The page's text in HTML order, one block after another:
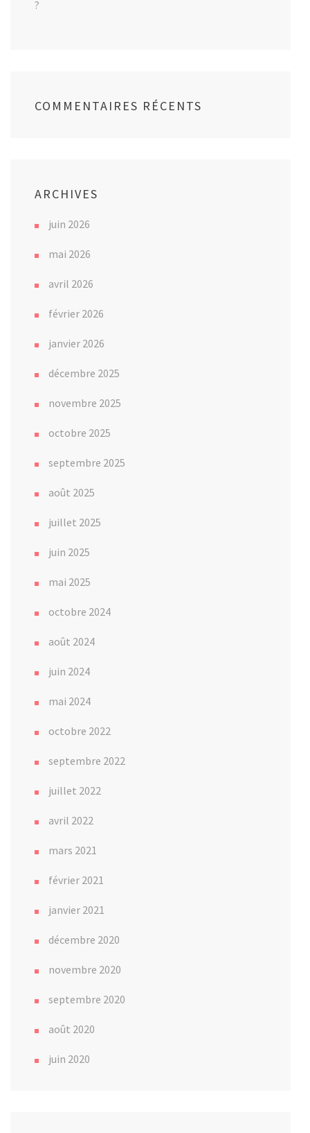
?
COMMENTAIRES RÉCENTS
ARCHIVES
juin 2026
mai 2026
avril 2026
février 2026
janvier 2026
décembre 2025
novembre 2025
octobre 2025
septembre 2025
août 2025
juillet 2025
juin 2025
mai 2025
octobre 2024
août 2024
juin 2024
mai 2024
octobre 2022
septembre 2022
juillet 2022
avril 2022
mars 2021
février 2021
janvier 2021
décembre 2020
novembre 2020
septembre 2020
août 2020
juin 2020